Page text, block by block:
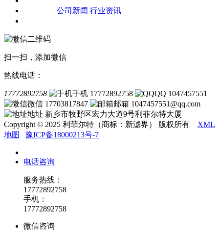
公司新闻 行业资讯
扫一扫，添加微信
热线电话：
17772892758 手机 17772892758
QQ 1047457551
微信 17703817847
邮箱 1047457551@qq.com
地址 新乡市牧野区宏力大道9号利菲尔特大厦
Copyright © 2025 利菲尔特（商标：新滤界） 版权所有 XML
地图
豫ICP备18000213号-7
电话咨询
服务热线：
17772892758
手机：
17772892758
微信咨询